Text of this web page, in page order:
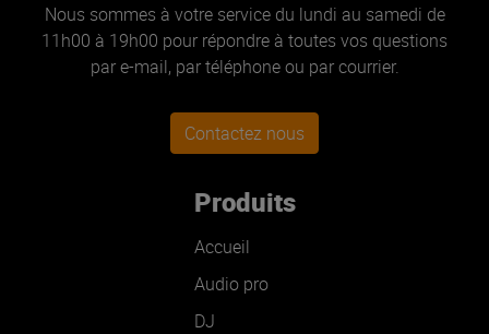
Nous sommes à votre service du lundi au samedi de
11h00 à 19h00 pour répondre à toutes vos questions
par e-mail, par téléphone ou par courrier.
Contactez nous
Produits
Accueil
Audio pro
DJ